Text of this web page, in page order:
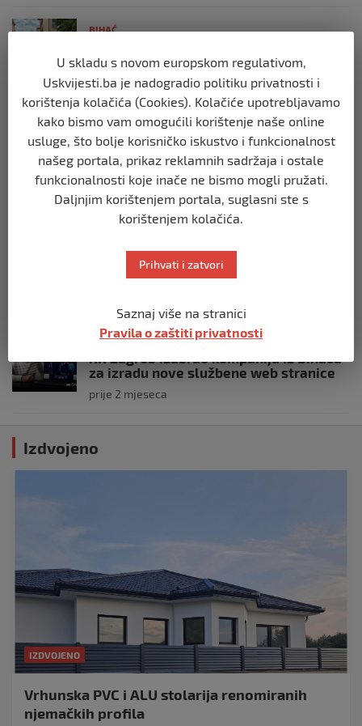
BIHAĆ
istine i opomene
prije 4 tjedna
BIHAĆ
Mladi SDA Bihać obilježili 36. godišnjicu
Stranke
prije 2 mjeseca
više djece mogle bi plaćati 50% manju
komunalnu naknadu
BIHAĆ
RK Zagreb izabrao kompaniju iz Bihaća
za izradu nove službene web stranice
prije 2 mjeseca
Izdvojeno
IZDVOJENO
Vrhunska PVC i ALU stolarija renomiranih
njemačkih profila
U skladu s novom europskom regulativom,
Uskvijesti.ba je nadogradio politiku privatnosti i
korištenja kolačića (Cookies). Kolačiće upotrebljavamo
kako bismo vam omogućili korištenje naše online
usluge, što bolje korisničko iskustvo i funkcionalnost
našeg portala, prikaz reklamnih sadržaja i ostale
funkcionalnosti koje inače ne bismo mogli pružati.
Daljnjim korištenjem portala, suglasni ste s
korištenjem kolačića.
Prihvati i zatvori
Saznaj više na stranici
Pravila o zaštiti privatnosti